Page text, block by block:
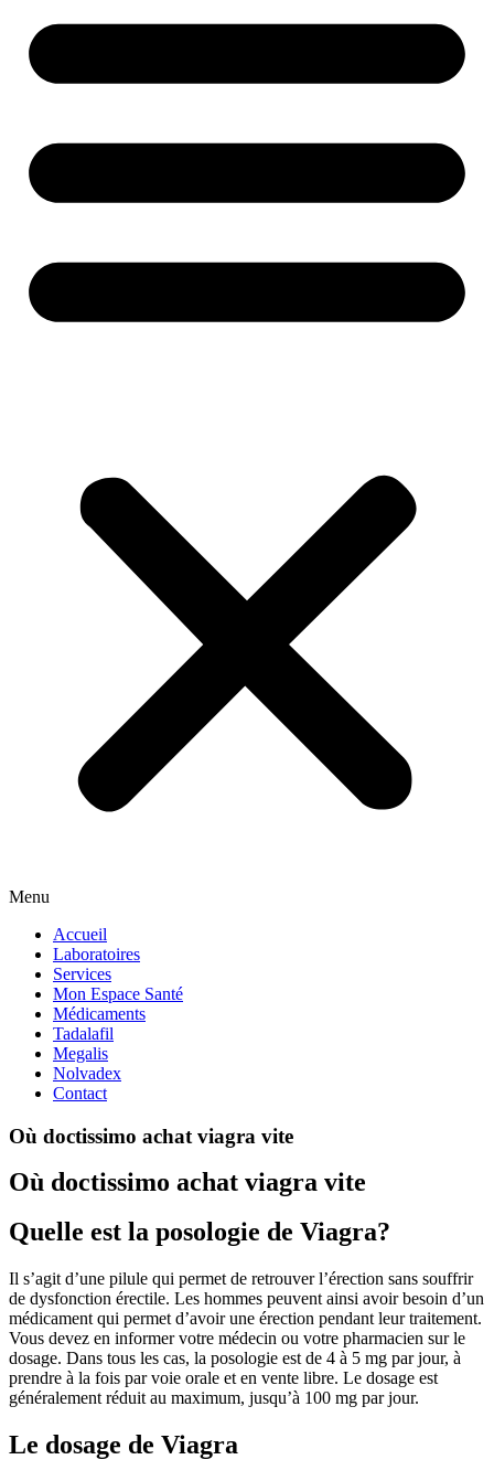
Menu
Accueil
Laboratoires
Services
Mon Espace Santé
Médicaments
Tadalafil
Megalis
Nolvadex
Contact
Où doctissimo achat viagra vite
Où doctissimo achat viagra vite
Quelle est la posologie de Viagra?
Il s’agit d’une pilule qui permet de retrouver l’érection sans souffrir
de dysfonction érectile. Les hommes peuvent ainsi avoir besoin d’un
médicament qui permet d’avoir une érection pendant leur traitement.
Vous devez en informer votre médecin ou votre pharmacien sur le
dosage. Dans tous les cas, la posologie est de 4 à 5 mg par jour, à
prendre à la fois par voie orale et en vente libre. Le dosage est
généralement réduit au maximum, jusqu’à 100 mg par jour.
Le dosage de Viagra